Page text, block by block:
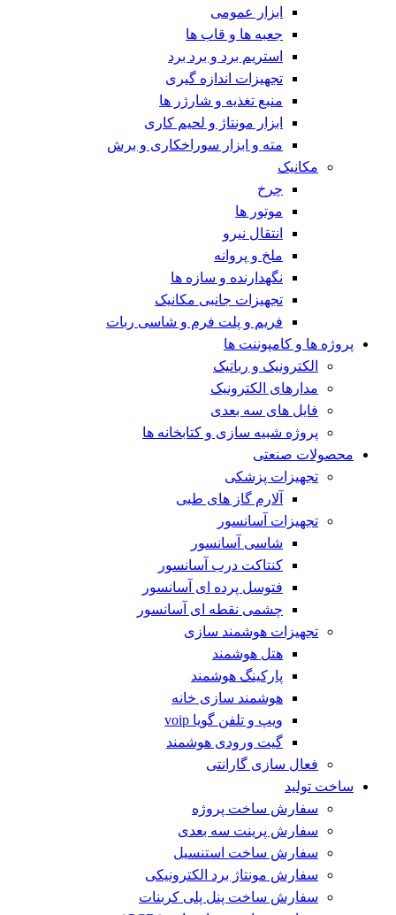
ابزار عمومی
جعبه ها و قاب ها
استریم برد و برد برد
تجهیزات اندازه گیری
منبع تغذیه و شارژر ها
ابزار مونتاژ و لحیم کاری
مته و ابزار سوراخکاری و برش
مکانیک
چرخ
موتور ها
انتقال نیرو
ملخ و پروانه
نگهدارنده و سازه ها
تجهیزات جانبی مکانیک
فریم و پلت فرم و شاسی ربات
پروژه ها و کامپوننت ها
الکترونیک و رباتیک
مدارهای الکترونیک
فایل های سه بعدی
پروژه شبیه سازی و کتابخانه ها
محصولات صنعتی
تجهیزات پزشکی
آلارم گاز های طبی
تجهیزات آسانسور
شاسی آسانسور
کنتاکت درب آسانسور
فتوسل پرده ای آسانسور
چشمی نقطه ای آسانسور
تجهیزات هوشمند سازی
هتل هوشمند
پارکینگ هوشمند
هوشمند سازی خانه
ویپ و تلفن گویا voip
گیت ورودی هوشمند
فعال سازی گارانتی
ساخت تولید
سفارش ساخت پروژه
سفارش پرینت سه بعدی
سفارش ساخت استنسیل
سفارش مونتاژ برد الکترونیکی
سفارش ساخت پنل پلی کربنات